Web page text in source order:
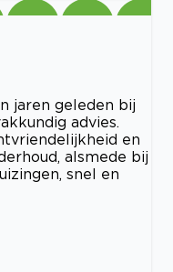
jaren geleden bij
advies.
en
alsmede bij
snel en